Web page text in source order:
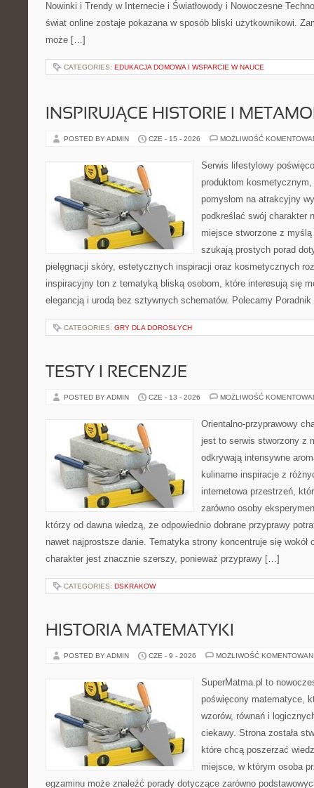
Nowinki i Trendy w Internecie i Światłowody i Nowoczesne
świat online zostaje pokazana w sposób bliski użytkownikowi.
może […]
CATEGORIES: EDUKACJA DOMOWA I WSPARCIE W NAUCE
INSPIRUJĄCE HISTORIE I
POSTED BY ADMIN CZE - 15 - 2026 MOŻLIWOŚĆ
Serwis lifestylowy
produktom
pomysłom na atrakcyjny
podkreślać swój charakter
miejsce stworzone z
szukają prostych porad
pielęgnacji skóry, estetycznych inspiracji oraz kosmetycznych
inspiracyjny ton z tematyką bliską osobom, które interesują się
elegancją i urodą bez sztywnych schematów. Polecamy
CATEGORIES: GRY DLA DOROSŁYCH
TESTY I RECENZJE
POSTED BY ADMIN CZE - 13 - 2026 MOŻLIWOŚĆ
Orientalno-przyprawowy
jest to serwis stworzony z
odkrywają intensywne
kulinarne inspiracje z
internetowa przestrzeń,
zarówno osoby
którzy od dawna wiedzą, że odpowiednio dobrane przyprawy
nawet najprostsze danie. Tematyka strony koncentruje się wokół
charakter jest znacznie szerszy, ponieważ przyprawy […]
CATEGORIES: DSKRAKOW
HISTORIA MATEMATYKI
POSTED BY ADMIN CZE - 9 - 2026 MOŻLIWOŚĆ
SuperMatma.pl to
poświęcony matematyce,
wzorów, równań i
ciekawy. Strona została
które chcą poszerzać
miejsce, w którym osoba
egzaminu może znaleźć porady dotyczące zarówno